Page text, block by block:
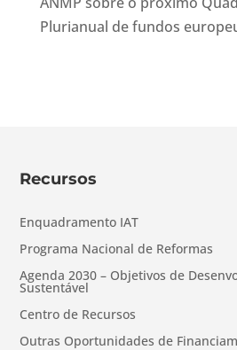
Plurianual de fundos
Recursos
Enquadramento IAT
Programa Nacional de Reformas
Agenda 2030 – Objetivos de
Sustentável
Centro de Recursos
Outras Oportunidades de